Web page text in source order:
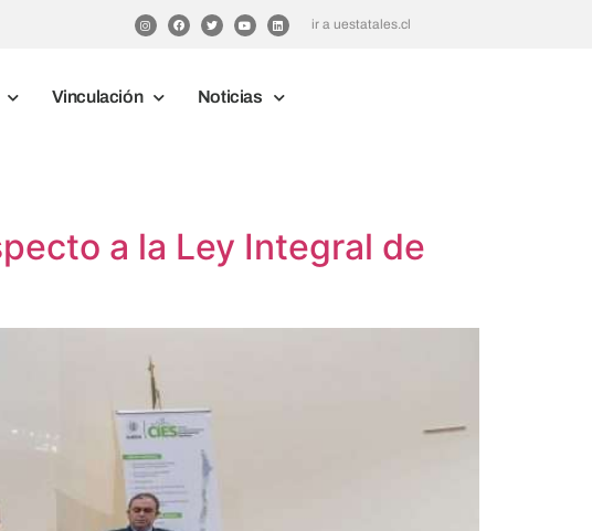
ir a uestatales.cl
Vinculación Noticias
a la Ley Integral de